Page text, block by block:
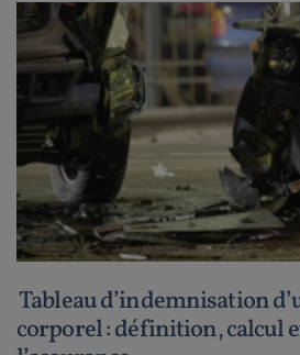
Tableau d’indemnisation
corporel : définition, calcul